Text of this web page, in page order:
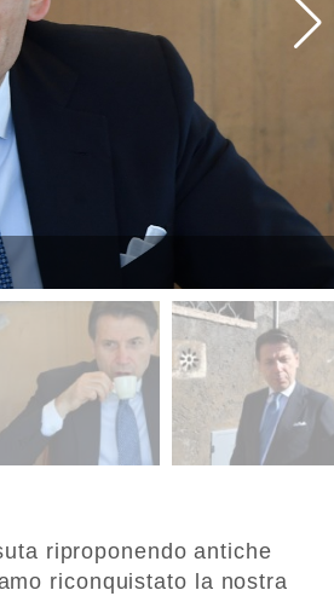
riproponendo antiche
riconquistato la nostra